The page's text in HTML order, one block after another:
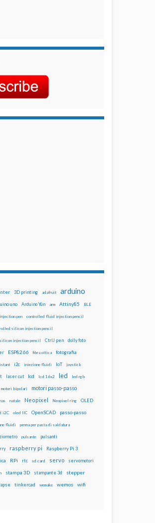
3D printing adafruit arduino
uno Arduino Yún arm Attiny85 BLE
pen controlled fluid injection pencil
silicon injection pencil
injection pencil CtrlJ pen dolly foto
ESP8266 fibra ottica fotografia
i2c iniezione fluidi IoT joystick
laser cut lcd lcd 16x2 led led rgb
motori bipolari motori passo-passo
nas natale Neopixel Neopixel ring OLED
i2C oled IIC OpenSCAD passo-passo
fluidi penna per pasta di saldatura
pulsante pulsanti
raspberry pi Raspberry Pi 3
RPi rtc sd card servo servomotori
stampa 3D stampante 3d stepper
tinkercad wemake wemos wifi